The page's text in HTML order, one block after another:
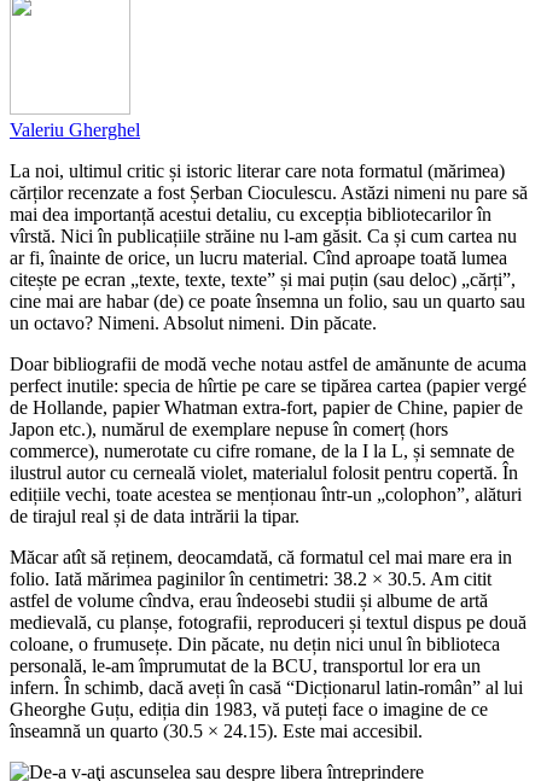
Valeriu Gherghel
La noi, ultimul critic și istoric literar care nota formatul (mărimea)
cărților recenzate a fost Șerban Cioculescu. Astăzi nimeni nu pare să
mai dea importanță acestui detaliu, cu excepția bibliotecarilor în
vîrstă. Nici în publicațiile străine nu l-am găsit. Ca și cum cartea nu
ar fi, înainte de orice, un lucru material. Cînd aproape toată lumea
citește pe ecran „texte, texte, texte” și mai puțin (sau deloc) „cărți”,
cine mai are habar (de) ce poate însemna un folio, sau un quarto sau
un octavo? Nimeni. Absolut nimeni. Din păcate.
Doar bibliografii de modă veche notau astfel de amănunte de acuma
perfect inutile: specia de hîrtie pe care se tipărea cartea (papier vergé
de Hollande, papier Whatman extra-fort, papier de Chine, papier de
Japon etc.), numărul de exemplare nepuse în comerț (hors
commerce), numerotate cu cifre romane, de la I la L, și semnate de
ilustrul autor cu cerneală violet, materialul folosit pentru copertă. În
edițiile vechi, toate acestea se menționau într-un „colophon”, alături
de tirajul real și de data intrării la tipar.
Măcar atît să reținem, deocamdată, că formatul cel mai mare era in
folio. Iată mărimea paginilor în centimetri: 38.2 × 30.5. Am citit
astfel de volume cîndva, erau îndeosebi studii și albume de artă
medievală, cu planșe, fotografii, reproduceri și textul dispus pe două
coloane, o frumusețe. Din păcate, nu dețin nici unul în biblioteca
personală, le-am împrumutat de la BCU, transportul lor era un
infern. În schimb, dacă aveți în casă “Dicționarul latin-român” al lui
Gheorghe Guțu, ediția din 1983, vă puteți face o imagine de ce
înseamnă un quarto (30.5 × 24.15). Este mai accesibil.